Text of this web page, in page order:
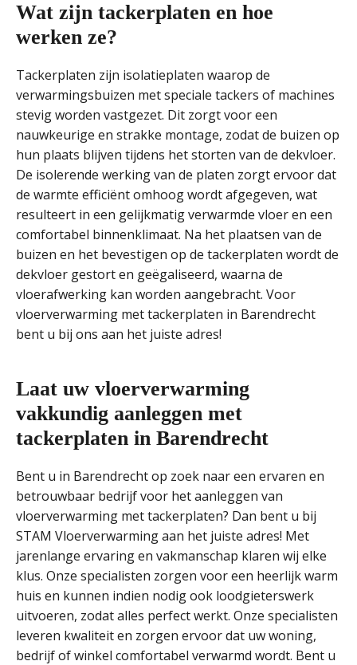
Wat zijn tackerplaten en hoe
werken ze?
Tackerplaten zijn isolatieplaten waarop de
verwarmingsbuizen met speciale tackers of machines
stevig worden vastgezet. Dit zorgt voor een
nauwkeurige en strakke montage, zodat de buizen op
hun plaats blijven tijdens het storten van de dekvloer.
De isolerende werking van de platen zorgt ervoor dat
de warmte efficiënt omhoog wordt afgegeven, wat
resulteert in een gelijkmatig verwarmde vloer en een
comfortabel binnenklimaat. Na het plaatsen van de
buizen en het bevestigen op de tackerplaten wordt de
dekvloer gestort en geëgaliseerd, waarna de
vloerafwerking kan worden aangebracht. Voor
vloerverwarming met tackerplaten in Barendrecht
bent u bij ons aan het juiste adres!
Laat uw vloerverwarming
vakkundig aanleggen met
tackerplaten in Barendrecht
Bent u in Barendrecht op zoek naar een ervaren en
betrouwbaar bedrijf voor het aanleggen van
vloerverwarming met tackerplaten? Dan bent u bij
STAM Vloerverwarming aan het juiste adres! Met
jarenlange ervaring en vakmanschap klaren wij elke
klus. Onze specialisten zorgen voor een heerlijk warm
huis en kunnen indien nodig ook loodgieterswerk
uitvoeren, zodat alles perfect werkt. Onze specialisten
leveren kwaliteit en zorgen ervoor dat uw woning,
bedrijf of winkel comfortabel verwarmd wordt. Bent u